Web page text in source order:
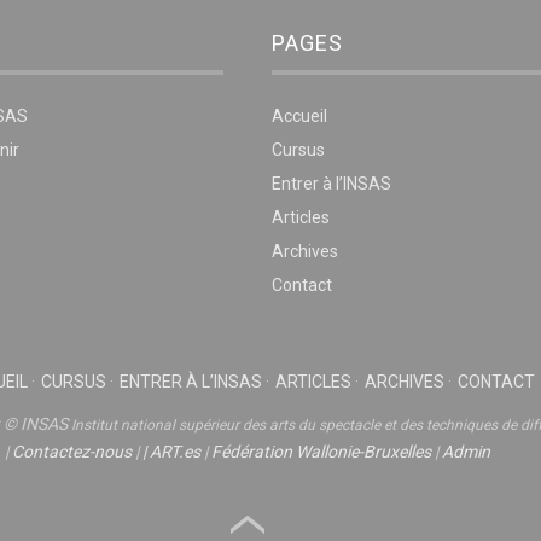
PAGES
Accueil
Cursus
Entrer à l’INSAS
Articles
Archives
Contact
CURSUS ENTRER À L’INSAS ARTICLES ARCHIVES CONTACT
© INSASInstitut national supérieur des arts du spectacle et des techniques de
|Contactez-nous||ART.es|Fédération Wallonie-Bruxelles|Admin